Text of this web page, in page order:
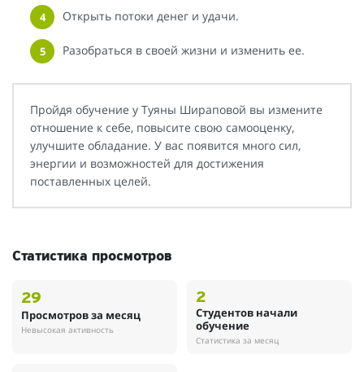
Открыть потоки денег и удачи.
Разобраться в своей жизни и изменить ее.
Пройдя обучение у Туяны Шираповой вы измените
отношение к себе, повысите свою самооценку,
улучшите обладание. У вас появится много сил,
энергии и возможностей для достижения
поставленных целей.
Статистика просмотров
29
Просмотров за месяц
Невысокая активность
2
Студентов начали
обучение
Статистика за месяц